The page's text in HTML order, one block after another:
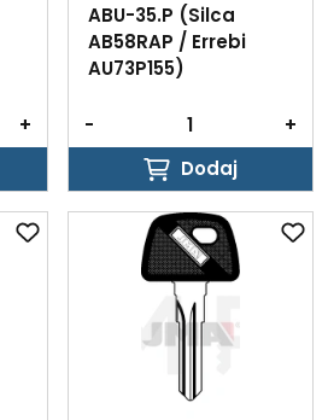
+
ABU-35.P (Silca
AB58RAP / Errebi
AU73P155)
-
+
Dodaj
Dodaj